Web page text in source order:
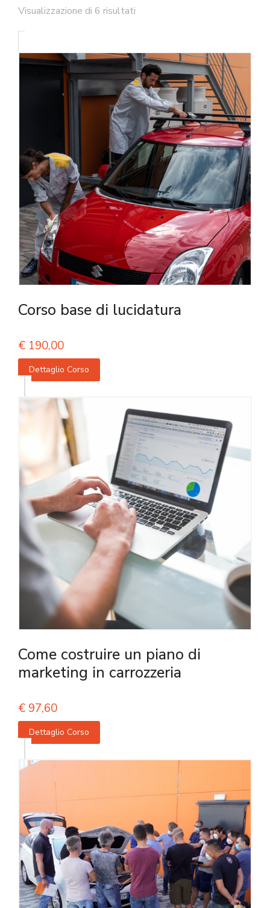
Visualizzazione di 6 risultati
Corso base di lucidatura
€ 190,00
Dettaglio Corso
Come costruire un piano di
marketing in carrozzeria
€ 97,60
Dettaglio Corso